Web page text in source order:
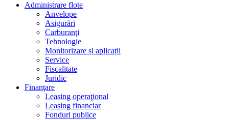
Administrare flote
Anvelope
Asigurări
Carburanţi
Tehnologie
Monitorizare și aplicații
Service
Fiscalitate
Juridic
Finanţare
Leasing operaţional
Leasing financiar
Fonduri publice